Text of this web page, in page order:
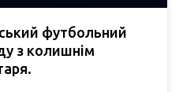
футбольний
з колишнім